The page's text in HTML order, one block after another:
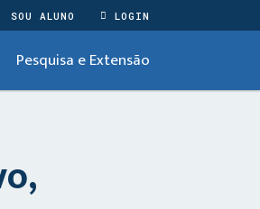
SOU ALUNO LOGIN
Pesquisa e Extensão